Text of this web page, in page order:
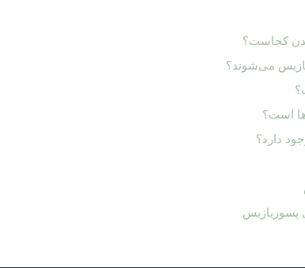
کجاست؟
می‌شوند؟
است؟
دارد؟
پسوریازیس